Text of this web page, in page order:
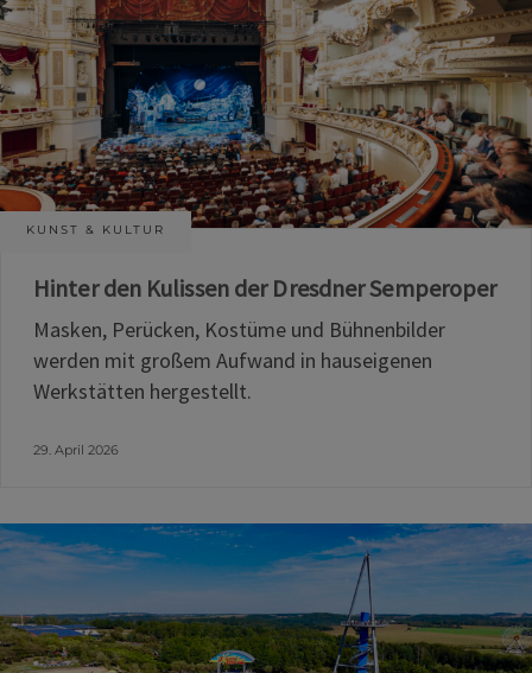
KUNST & KULTUR
Hinter den Kulissen der Dresdner Semperoper
Masken, Perücken, Kostüme und Bühnenbilder
werden mit großem Aufwand in hauseigenen
Werkstätten hergestellt.
29. April 2026